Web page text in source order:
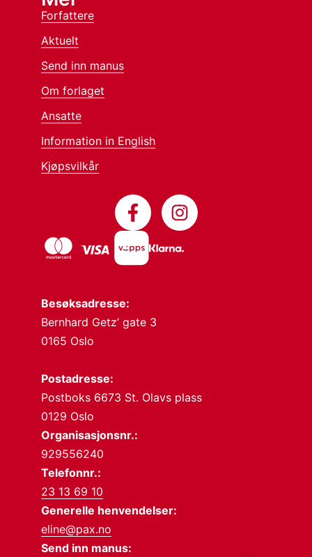
Besøksadresse:
Bernhard Getz’ gate 3
0165 Oslo
Postadresse:
Postboks 6673 St. Olavs plass
0129 Oslo
Organisasjonsnr.:
929556240
Telefonnr.:
23 13 69 10
Generelle henvendelser:
eline@pax.no
Send inn manus:
Forfattere
Aktuelt
Send inn manus
Om forlaget
Ansatte
Information in English
Kjøpsvilkår